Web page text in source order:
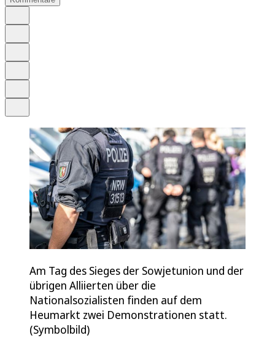
Am Tag des Sieges der Sowjetunion und der
übrigen Alliierten über die
Nationalsozialisten finden auf dem
Heumarkt zwei Demonstrationen statt.
(Symbolbild)